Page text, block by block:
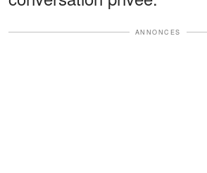
ANNONCES